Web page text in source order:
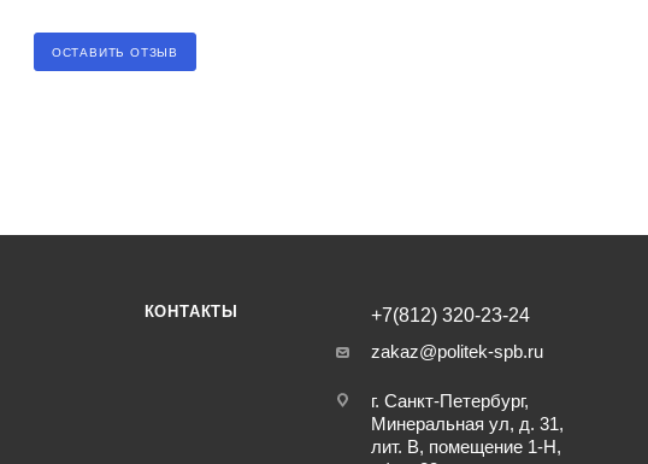
ОСТАВИТЬ ОТЗЫВ
КОНТАКТЫ
+7(812) 320-23-24
zakaz@politek-spb.ru
г. Санкт-Петербург,
Минеральная ул, д. 31,
лит. В, помещение 1-Н,